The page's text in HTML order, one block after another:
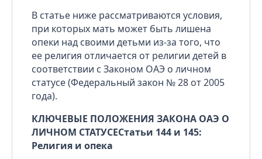
В статье ниже рассматриваются условия,
при которых мать может быть лишена
опеки над своими детьми из-за того, что
ее религия отличается от религии детей в
соответствии с Законом ОАЭ о личном
статусе (Федеральный закон № 28 от 2005
года).
КЛЮЧЕВЫЕ ПОЛОЖЕНИЯ ЗАКОНА ОАЭ О
ЛИЧНОМ СТАТУСЕСтатьи 144 и 145:
Религия и опека